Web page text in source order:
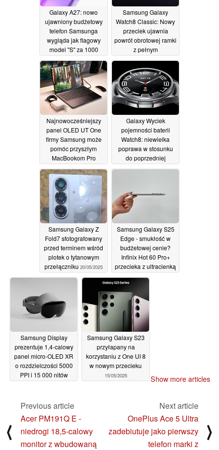
Galaxy A27: nowo
ujawniony budżetowy
telefon Samsunga
wygląda jak flagowy
model "S" za 1000
16/04/2026
Samsung Galaxy
Watch8 Classic: Nowy
przeciek ujawnia
powrót obrotowej ramki
z pełnym
22/05/2025
Najnowocześniejszy
panel OLED UT One
firmy Samsung może
pomóc przyszłym
MacBookom Pro
energii dzięki trybowi 1
Hz21/05/2025
Galaxy Wyciek
pojemności baterii
Watch8: niewielka
poprawa w stosunku
do poprzedniej
21/05/2025
Samsung Galaxy Z
Fold7 sfotografowany
przed terminem wśród
plotek o tytanowym
przełączniku 20/05/2025
Samsung Galaxy S25
Edge - smukłość w
budżetowej cenie?
Infinix Hot 60 Pro+
przecieka z ultracienką
konstrukcją
Samsung Display
prezentuje 1,4-calowy
panel micro-OLED XR
o rozdzielczości 5000
PPI i 15 000 nitów
Samsung Galaxy S23
przyłapany na
korzystaniu z One UI 8
w nowym przecieku
15/05/2025 Show more articles
⟨
Previous article
Acer PM191Q E -
niedrogi 18,5-calowy
monitor z wbudowaną
Next article
OnePlus Ace 5 Ultra
zadebiutuje jako pierwszy
telefon marki z
⟩